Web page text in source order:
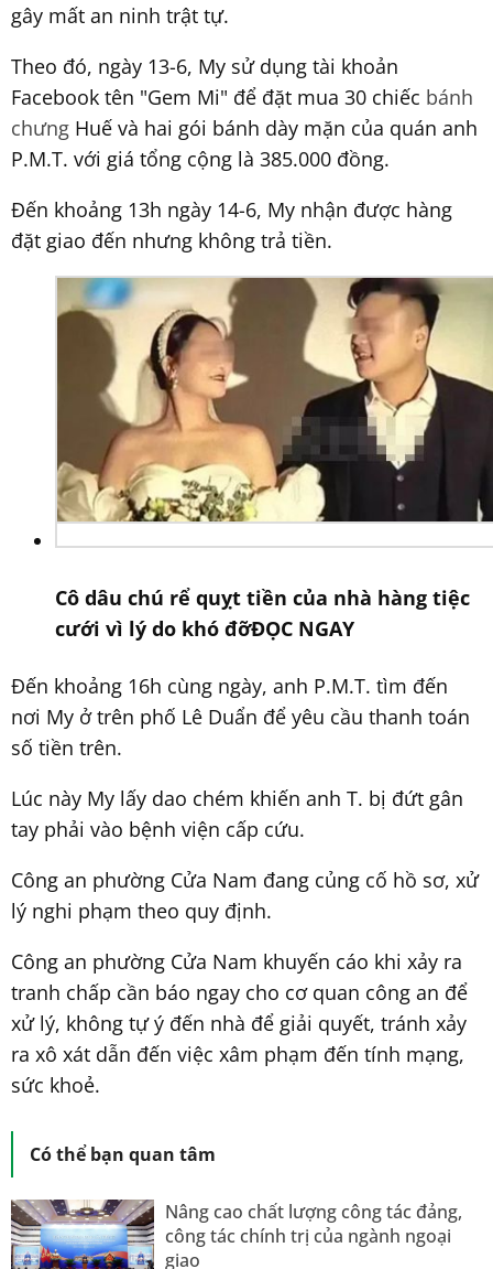
gây mất an ninh trật tự.
Theo đó, ngày 13-6, My sử dụng tài khoản
Facebook tên "Gem Mi" để đặt mua 30 chiếc bánh
chưng Huế và hai gói bánh dày mặn của quán anh
P.M.T. với giá tổng cộng là 385.000 đồng.
Đến khoảng 13h ngày 14-6, My nhận được hàng
đặt giao đến nhưng không trả tiền.
Cô dâu chú rể quỵt tiền của nhà hàng tiệc
cưới vì lý do khó đỡĐỌC NGAY
Đến khoảng 16h cùng ngày, anh P.M.T. tìm đến
nơi My ở trên phố Lê Duẩn để yêu cầu thanh toán
số tiền trên.
Lúc này My lấy dao chém khiến anh T. bị đứt gân
tay phải vào bệnh viện cấp cứu.
Công an phường Cửa Nam đang củng cố hồ sơ, xử
lý nghi phạm theo quy định.
Công an phường Cửa Nam khuyến cáo khi xảy ra
tranh chấp cần báo ngay cho cơ quan công an để
xử lý, không tự ý đến nhà để giải quyết, tránh xảy
ra xô xát dẫn đến việc xâm phạm đến tính mạng,
sức khoẻ.
Có thể bạn quan tâm
Nâng cao chất lượng công tác đảng,
công tác chính trị của ngành ngoại
giao